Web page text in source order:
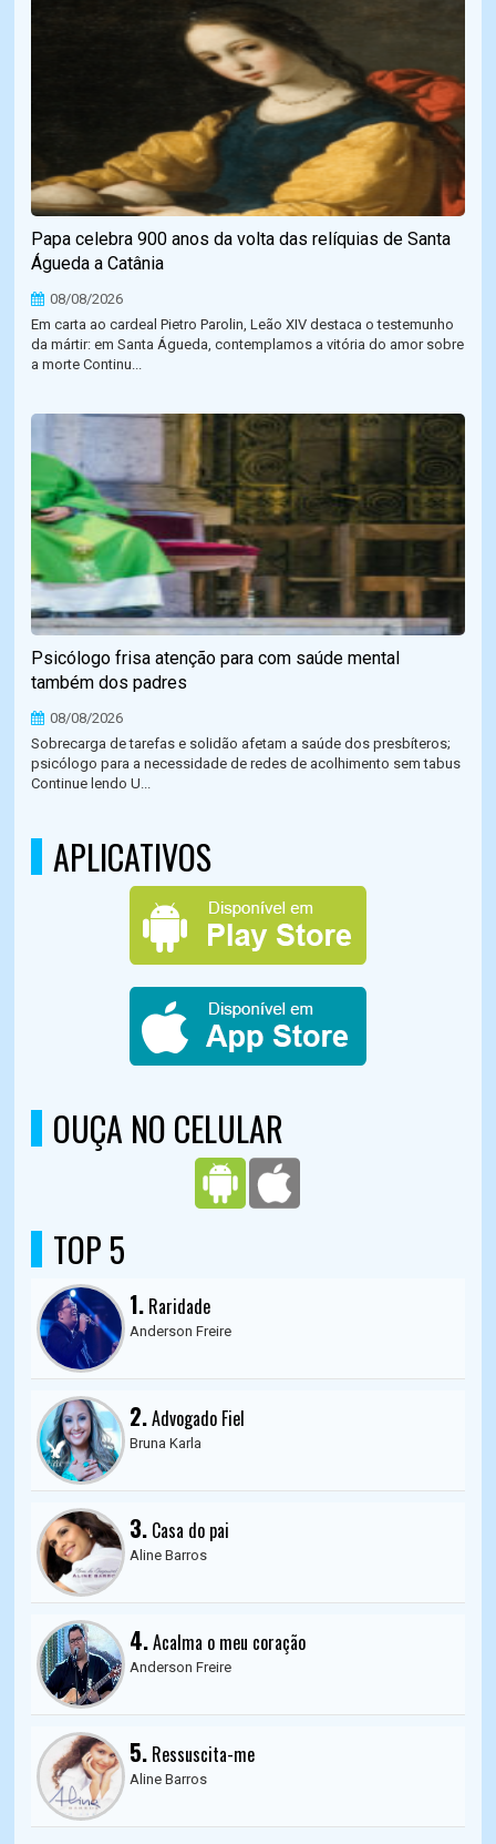
Papa celebra 900 anos da volta das relíquias de Santa
Águeda a Catânia
08/08/2026
Em carta ao cardeal Pietro Parolin, Leão XIV destaca o testemunho
da mártir: em Santa Águeda, contemplamos a vitória do amor sobre
a morte Continu...
Psicólogo frisa atenção para com saúde mental
também dos padres
08/08/2026
Sobrecarga de tarefas e solidão afetam a saúde dos presbíteros;
psicólogo para a necessidade de redes de acolhimento sem tabus
Continue lendo U...
APLICATIVOS
OUÇA NO CELULAR
TOP 5
1. Raridade
Anderson Freire
2.Advogado Fiel
Bruna Karla
3. Casa do pai
Aline Barros
4.Acalma o meu coração
Anderson Freire
5. Ressuscita-me
Aline Barros